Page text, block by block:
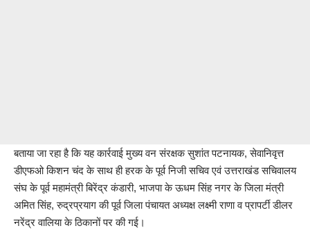
बताया जा रहा है कि यह कार्रवाई मुख्य वन संरक्षक सुशांत पटनायक, सेवानिवृत्त
डीएफओ किशन चंद के साथ ही हरक के पूर्व निजी सचिव एवं उत्तराखंड सचिवालय
संघ के पूर्व महामंत्री बिरेंद्र कंडारी, भाजपा के ऊधम सिंह नगर के जिला मंत्री
अमित सिंह, रुद्रप्रयाग की पूर्व जिला पंचायत अध्यक्ष लक्ष्मी राणा व प्रापर्टी डीलर
नरेंद्र वालिया के ठिकानों पर की गई।